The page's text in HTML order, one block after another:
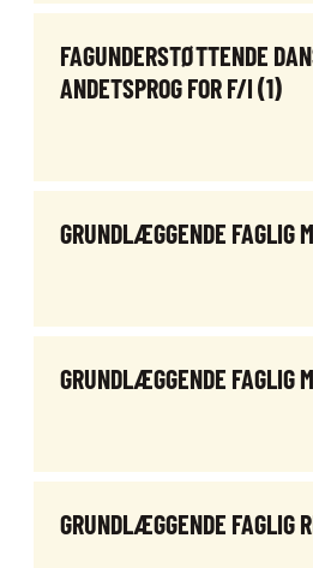
FAGUNDERSTØTTENDE
ANDETSPROG FOR F/I (1)
GRUNDLÆGGENDE FAGLIG
GRUNDLÆGGENDE FAGLIG
GRUNDLÆGGENDE FAGLIG